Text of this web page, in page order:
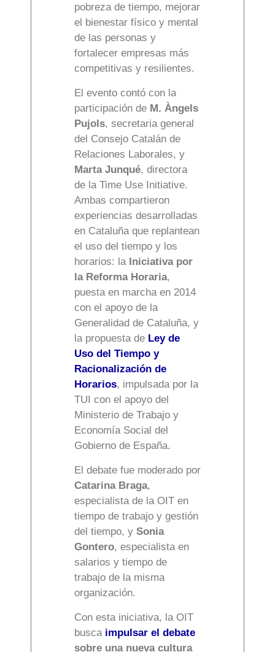
pobreza de tiempo, mejorar
el bienestar físico y mental
de las personas y
fortalecer empresas más
competitivas y resilientes.
El evento contó con la
participación de M. Àngels
Pujols, secretaria general
del Consejo Catalán de
Relaciones Laborales, y
Marta Junqué, directora
de la Time Use Initiative.
Ambas compartieron
experiencias desarrolladas
en Cataluña que replantean
el uso del tiempo y los
horarios: laIniciativa por
la Reforma Horaria,
puesta en marcha en 2014
con el apoyo de la
Generalidad de Cataluña, y
la propuesta de Ley de
Uso del Tiempo y
Racionalización de
Horarios, impulsada por la
TUI con el apoyo del
Ministerio de Trabajo y
Economía Social del
Gobierno de España.
El debate fue moderado por
Catarina Braga,
especialista de la OIT en
tiempo de trabajo y gestión
del tiempo, y Sonia
Gontero, especialista en
salarios y tiempo de
trabajo de la misma
organización.
Con esta iniciativa, la OIT
busca impulsar el debate
sobre una nueva cultura